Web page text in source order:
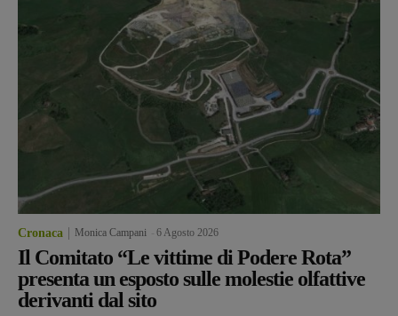
Cronaca Monica Campani 6 Agosto 2026
Il Comitato “Le vittime di Podere Rota”
presenta un esposto sulle molestie olfattive
derivanti dal sito